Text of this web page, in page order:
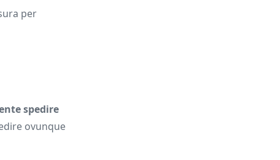
per
spedire
ovunque